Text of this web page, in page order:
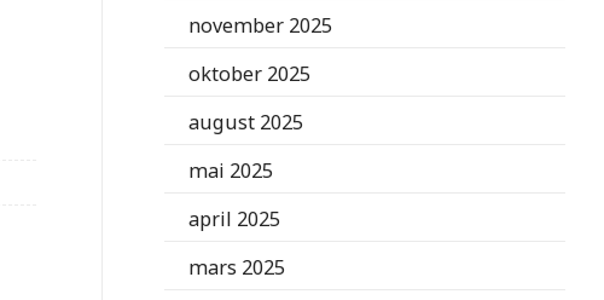
november 2025
oktober 2025
august 2025
mai 2025
april 2025
mars 2025